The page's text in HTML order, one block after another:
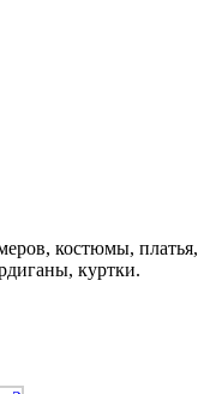
костюмы, платья,
куртки.